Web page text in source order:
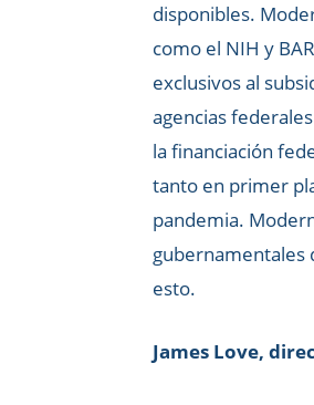
disponibles.
como el NIH y
exclusivos al
agencias
la financiación
tanto en primer
pandemia.
gubernamentales
esto.
James Love,